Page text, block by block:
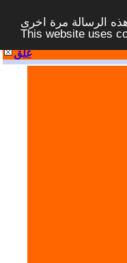
الرسالة مرة اخرى -
This website uses
غلق